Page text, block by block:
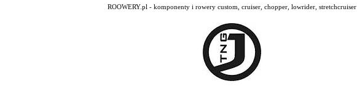
ROOWERY.pl - komponenty i rowery custom, cruiser, chopper, lowrider, stretchcruiser